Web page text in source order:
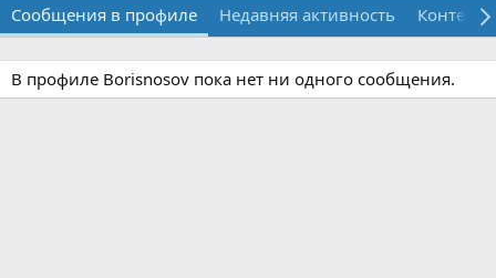
Сообщения в профиле Недавняя активность Контент
В профиле Borisnosov пока нет ни одного сообщения.